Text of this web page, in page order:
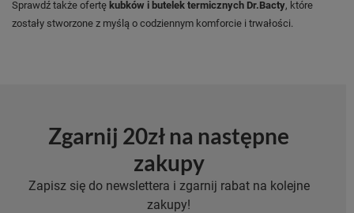
Sprawdź także ofertękubków i butelek termicznych Dr.Bacty, które
zostały stworzone z myślą o codziennym komforcie i trwałości.
Zgarnij 20zł na następne
zakupy
Zapisz się do newslettera i zgarnij rabat na kolejne
zakupy!